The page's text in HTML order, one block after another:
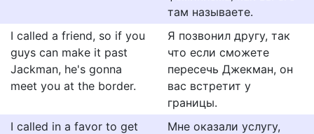
там называете.
I called a friend, so if you
guys can make it past
Jackman, he's gonna
meet you at the border.
Я позвонил другу, так
что если сможете
пересечь Джекман, он
вас встретит у
границы.
I called in a favor to get
Мне оказали услугу,